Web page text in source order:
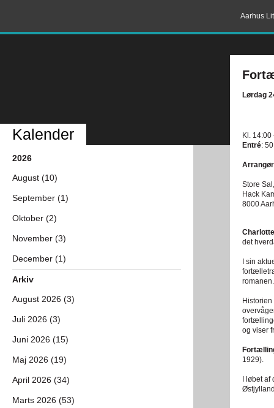
Aarhus
Lørdag
Kl. 14:00
Entré:
Store
Hack
8000
det
I sin
romanen.
og viser
1929).
I løbet
Kalender
2026
August (10)
September (1)
Oktober (2)
November (3)
December (1)
Arkiv
August 2026 (3)
Juli 2026 (3)
Juni 2026 (15)
Maj 2026 (19)
April 2026 (34)
Marts 2026 (53)